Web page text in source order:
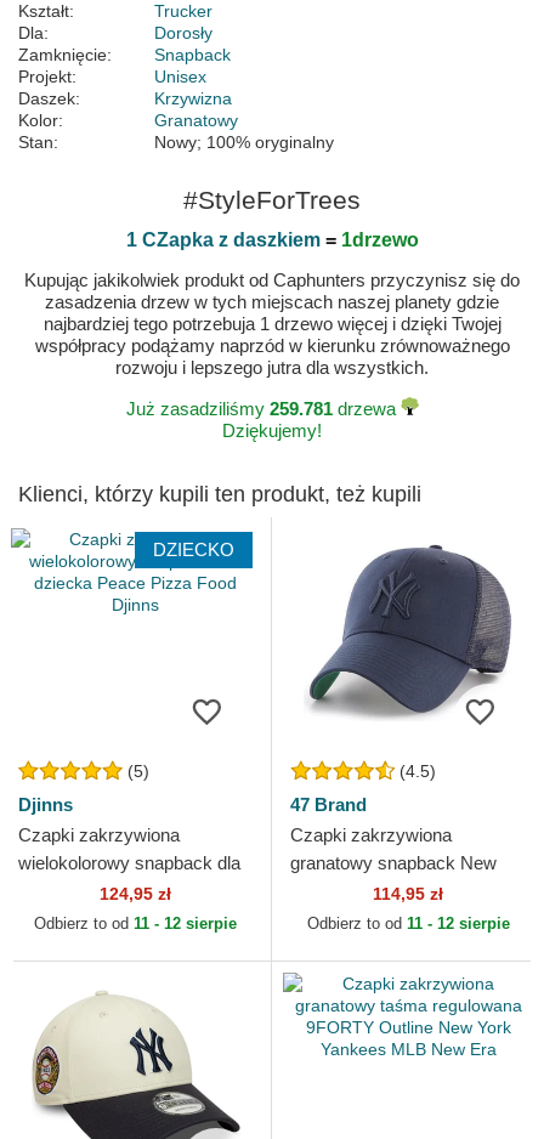
Kształt:
Trucker
Dla:
Dorosły
Zamknięcie:
Snapback
Projekt:
Unisex
Daszek:
Krzywizna
Kolor:
Granatowy
Stan:
Nowy; 100% oryginalny
#StyleForTrees
1 CZapka z daszkiem= 1drzewo
Kupując jakikolwiek produkt od Caphunters przyczynisz się do
zasadzenia drzew w tych miejscach naszej planety gdzie
najbardziej tego potrzebuja 1 drzewo więcej i dzięki Twojej
współpracy podążamy naprzód w kierunku zrównoważnego
rozwoju i lepszego jutra dla wszystkich.
Już zasadziliśmy 259.781drzewa
Dziękujemy!
Klienci, którzy kupili ten produkt, też kupili
DZIECKO
(5)
Djinns
Czapki zakrzywiona
wielokolorowy snapback dla
dziecka Peace Pizza Food
Djinns
124,95 zł
Odbierz to od 11 - 12 sierpie
(4.5)
47 Brand
Czapki zakrzywiona
granatowy snapback New
York Yankees MLB 47 Brand
114,95 zł
Odbierz to od 11 - 12 sierpie